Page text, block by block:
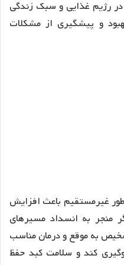
در رژیم غذایی و سبک زندگی
و پیشگیری از مشکلات
غیرمستقیم باعث افزایش
منجر به انسداد مسیرهای
به موقع و درمان مناسب
کند و سلامت کبد حفظ